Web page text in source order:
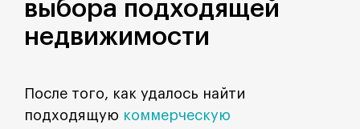
выбора подходящей
недвижимости
После того, как удалось найти
подходящую коммерческую